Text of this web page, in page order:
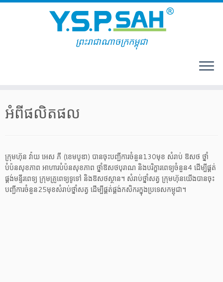
content
ព្រះរាជាណាចក្រកម្ពុជា
អំពីផលិតផល
ក្រុមហ៊ុន វ៉ាយ អេស ភី (ខេមបូឌា) បានចុះបញ្ជីការចំនួន130មុខ សំរាប់ ឱសថ ថ្នាំ
បំប៉នសុខភាព អាហារបំប៉នសុខភាព ថ្នាំឱសថបុរាណ និងបរិក្ខារពេទ្យចំនួន4 ដើម្បីផ្គត់
ផ្គង់មន្ទីរពេទ្យ ក្រុមគ្រូពេទ្យទូទៅ និងឱសថស្ថាន។ សំរាប់ថ្នាំសត្វ ក្រុមហ៊ុនយើងបានចុះ
បញ្ជីការចំនួន25មុខសំរាប់ថ្នាំសត្វ ដើម្បីផ្គត់ផ្គង់កសិករក្នុងប្រទេសកម្ពុជា។